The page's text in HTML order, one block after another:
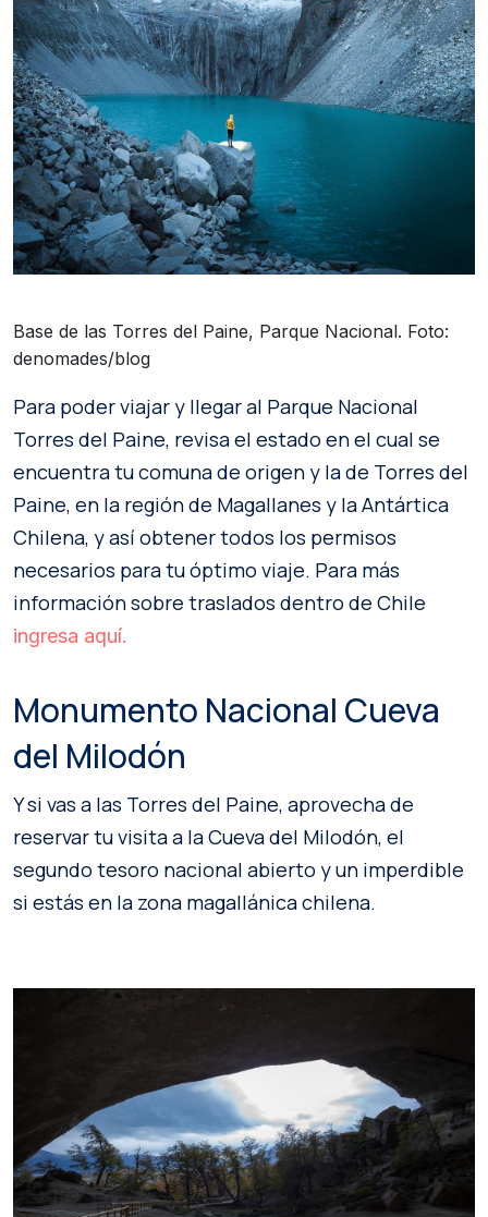
Base de las Torres del Paine, Parque Nacional. Foto:
denomades/blog
Para poder viajar y llegar al Parque Nacional
Torres del Paine, revisa el estado en el cual se
encuentra tu comuna de origen y la de Torres del
Paine, en la región de Magallanes y la Antártica
Chilena, y así obtener todos los permisos
necesarios para tu óptimo viaje. Para más
información sobre traslados dentro de Chile
ingresa aquí.
Monumento Nacional Cueva
del Milodón
Y si vas a las Torres del Paine, aprovecha de
reservar tu visita a la Cueva del Milodón, el
segundo tesoro nacional abierto y un imperdible
si estás en la zona magallánica chilena.